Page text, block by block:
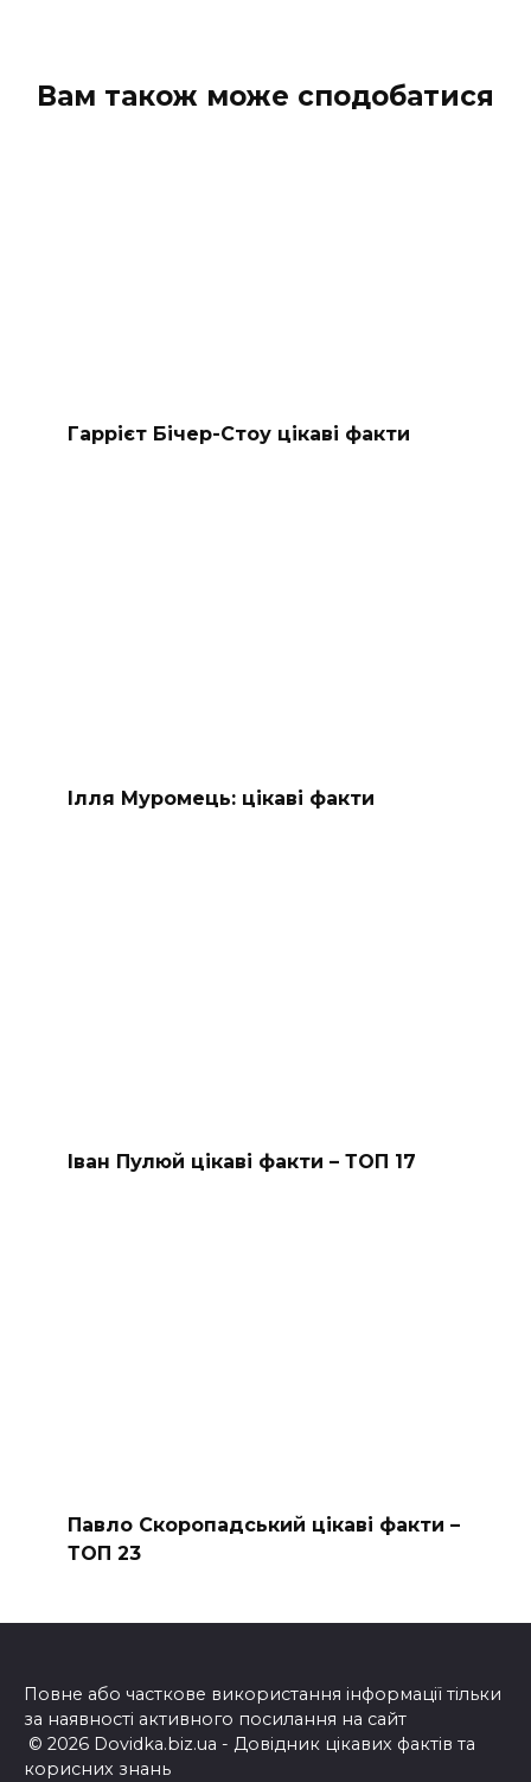
Вам також може сподобатися
Гаррієт Бічер-Стоу цікаві факти
Ілля Муромець: цікаві факти
Іван Пулюй цікаві факти – ТОП 17
Павло Скоропадський цікаві факти –
ТОП 23
Повне або часткове використання інформації тільки
за наявності активного посилання на сайт
© 2026 Dovidka.biz.ua - Довідник цікавих фактів та
корисних знань